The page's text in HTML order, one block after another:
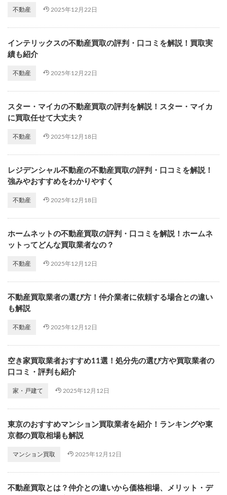
不動産 2025年12月22日
インテリックスの不動産買取の評判・口コミを解説！買取実
績も紹介
不動産 2025年12月22日
スター・マイカの不動産買取の評判を解説！スター・マイカ
に買取任せて大丈夫？
不動産 2025年12月18日
レジデンシャル不動産の不動産買取の評判・口コミを解説！
強みやおすすめをわかりやすく
不動産 2025年12月18日
ホームネットの不動産買取の評判・口コミを解説！ホームネ
ットってどんな買取業者なの？
不動産 2025年12月12日
不動産買取業者の選び方！仲介業者に依頼する場合との違い
も解説
不動産 2025年12月12日
空き家買取業者おすすめ11選！処分先の選び方や買取業者の
口コミ・評判も紹介
家・戸建て 2025年12月12日
東京のおすすめマンション買取業者を紹介！ランキングや東
京都の買取相場も解説
マンション買取 2025年12月12日
不動産買取とは？仲介との違いから価格相場、メリット・デ